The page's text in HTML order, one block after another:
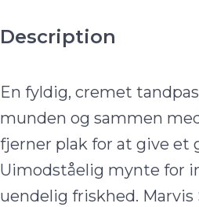
Description
En fyldig, cremet
munden og sammen
fjerner plak for at give et
Uimodståelig mynte for
uendelig friskhed.